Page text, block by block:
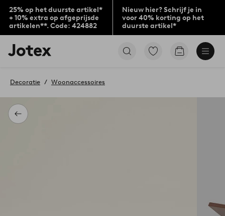
25% op het duurste artikel*
+ 10% extra op afgeprijsde
artikelen**. Code: 424882
Nieuw hier? Schrijf je in
voor 40% korting op het
duurste artikel*
Jotex
logo
to
home
page
Ga
Go
Terug
Decoratie Woonaccessoires